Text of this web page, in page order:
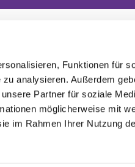
Funktionen für
analysieren. Außerdem
Partner für soziale
möglicherweise mit
im Rahmen Ihrer Nutzung